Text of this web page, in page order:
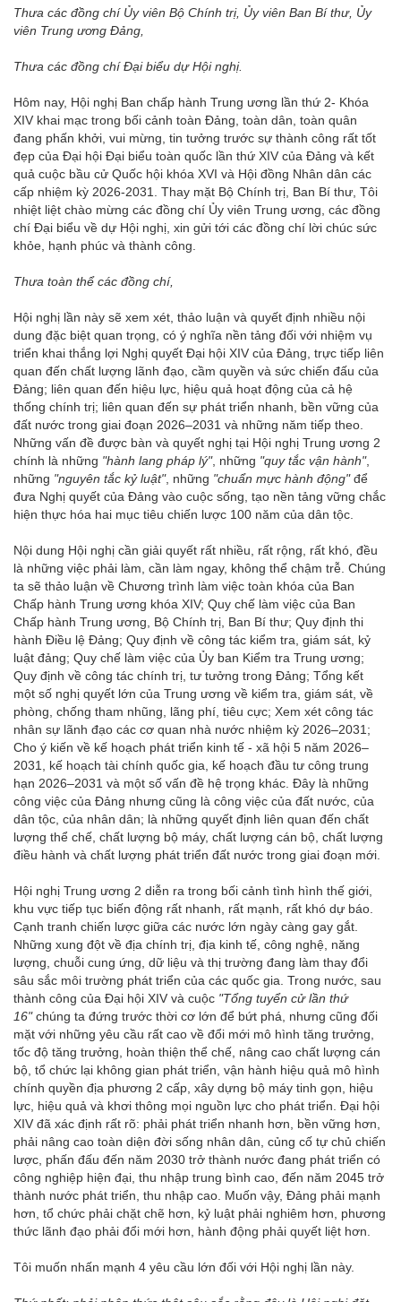
Thưa các đồng chí Ủy viên Bộ Chính trị, Ủy viên Ban Bí thư, Ủy
viên Trung ương Đảng,
Thưa các đồng chí Đại biểu dự Hội nghị.
Hôm nay, Hội nghị Ban chấp hành Trung ương lần thứ 2- Khóa
XIV khai mạc trong bối cảnh toàn Đảng, toàn dân, toàn quân
đang phấn khởi, vui mừng, tin tưởng trước sự thành công rất tốt
đẹp của Đại hội Đại biểu toàn quốc lần thứ XIV của Đảng và kết
quả cuộc bầu cử Quốc hội khóa XVI và Hội đồng Nhân dân các
cấp nhiệm kỳ 2026-2031. Thay mặt Bộ Chính trị, Ban Bí thư, Tôi
nhiệt liệt chào mừng các đồng chí Ủy viên Trung ương, các đồng
chí Đại biểu về dự Hội nghị, xin gửi tới các đồng chí lời chúc sức
khỏe, hạnh phúc và thành công.
Thưa toàn thể các đồng chí,
Hội nghị lần này sẽ xem xét, thảo luận và quyết định nhiều nội
dung đặc biệt quan trọng, có ý nghĩa nền tảng đối với nhiệm vụ
triển khai thắng lợi Nghị quyết Đại hội XIV của Đảng, trực tiếp liên
quan đến chất lượng lãnh đạo, cầm quyền và sức chiến đấu của
Đảng; liên quan đến hiệu lực, hiệu quả hoạt động của cả hệ
thống chính trị; liên quan đến sự phát triển nhanh, bền vững của
đất nước trong giai đoạn 2026–2031 và những năm tiếp theo.
Những vấn đề được bàn và quyết nghị tại Hội nghị Trung ương 2
chính là những "hành lang pháp lý", những "quy tắc vận hành",
những "nguyên tắc kỷ luật", những "chuẩn mực hành động"để
đưa Nghị quyết của Đảng vào cuộc sống, tạo nền tảng vững chắc
hiện thực hóa hai mục tiêu chiến lược 100 năm của dân tộc.
Nội dung Hội nghị cần giải quyết rất nhiều, rất rộng, rất khó, đều
là những việc phải làm, cần làm ngay, không thể chậm trễ. Chúng
ta sẽ thảo luận về Chương trình làm việc toàn khóa của Ban
Chấp hành Trung ương khóa XIV; Quy chế làm việc của Ban
Chấp hành Trung ương, Bộ Chính trị, Ban Bí thư; Quy định thi
hành Điều lệ Đảng; Quy định về công tác kiểm tra, giám sát, kỷ
luật đảng; Quy chế làm việc của Ủy ban Kiểm tra Trung ương;
Quy định về công tác chính trị, tư tưởng trong Đảng; Tổng kết
một số nghị quyết lớn của Trung ương về kiểm tra, giám sát, về
phòng, chống tham nhũng, lãng phí, tiêu cực; Xem xét công tác
nhân sự lãnh đạo các cơ quan nhà nước nhiệm kỳ 2026–2031;
Cho ý kiến về kế hoạch phát triển kinh tế - xã hội 5 năm 2026–
2031, kế hoạch tài chính quốc gia, kế hoạch đầu tư công trung
hạn 2026–2031 và một số vấn đề hệ trọng khác. Đây là những
công việc của Đảng nhưng cũng là công việc của đất nước, của
dân tộc, của nhân dân; là những quyết định liên quan đến chất
lượng thể chế, chất lượng bộ máy, chất lượng cán bộ, chất lượng
điều hành và chất lượng phát triển đất nước trong giai đoạn mới.
Hội nghị Trung ương 2 diễn ra trong bối cảnh tình hình thế giới,
khu vực tiếp tục biến động rất nhanh, rất mạnh, rất khó dự báo.
Cạnh tranh chiến lược giữa các nước lớn ngày càng gay gắt.
Những xung đột về địa chính trị, địa kinh tế, công nghệ, năng
lượng, chuỗi cung ứng, dữ liệu và thị trường đang làm thay đổi
sâu sắc môi trường phát triển của các quốc gia. Trong nước, sau
thành công của Đại hội XIV và cuộc "Tổng tuyển cử lần thứ
16"chúng ta đứng trước thời cơ lớn để bứt phá, nhưng cũng đối
mặt với những yêu cầu rất cao về đổi mới mô hình tăng trưởng,
tốc độ tăng trưởng, hoàn thiện thể chế, nâng cao chất lượng cán
bộ, tổ chức lại không gian phát triển, vận hành hiệu quả mô hình
chính quyền địa phương 2 cấp, xây dựng bộ máy tinh gọn, hiệu
lực, hiệu quả và khơi thông mọi nguồn lực cho phát triển. Đại hội
XIV đã xác định rất rõ: phải phát triển nhanh hơn, bền vững hơn,
phải nâng cao toàn diện đời sống nhân dân, củng cố tự chủ chiến
lược, phấn đấu đến năm 2030 trở thành nước đang phát triển có
công nghiệp hiện đại, thu nhập trung bình cao, đến năm 2045 trở
thành nước phát triển, thu nhập cao. Muốn vậy, Đảng phải mạnh
hơn, tổ chức phải chặt chẽ hơn, kỷ luật phải nghiêm hơn, phương
thức lãnh đạo phải đổi mới hơn, hành động phải quyết liệt hơn.
Tôi muốn nhấn mạnh 4 yêu cầu lớn đối với Hội nghị lần này.